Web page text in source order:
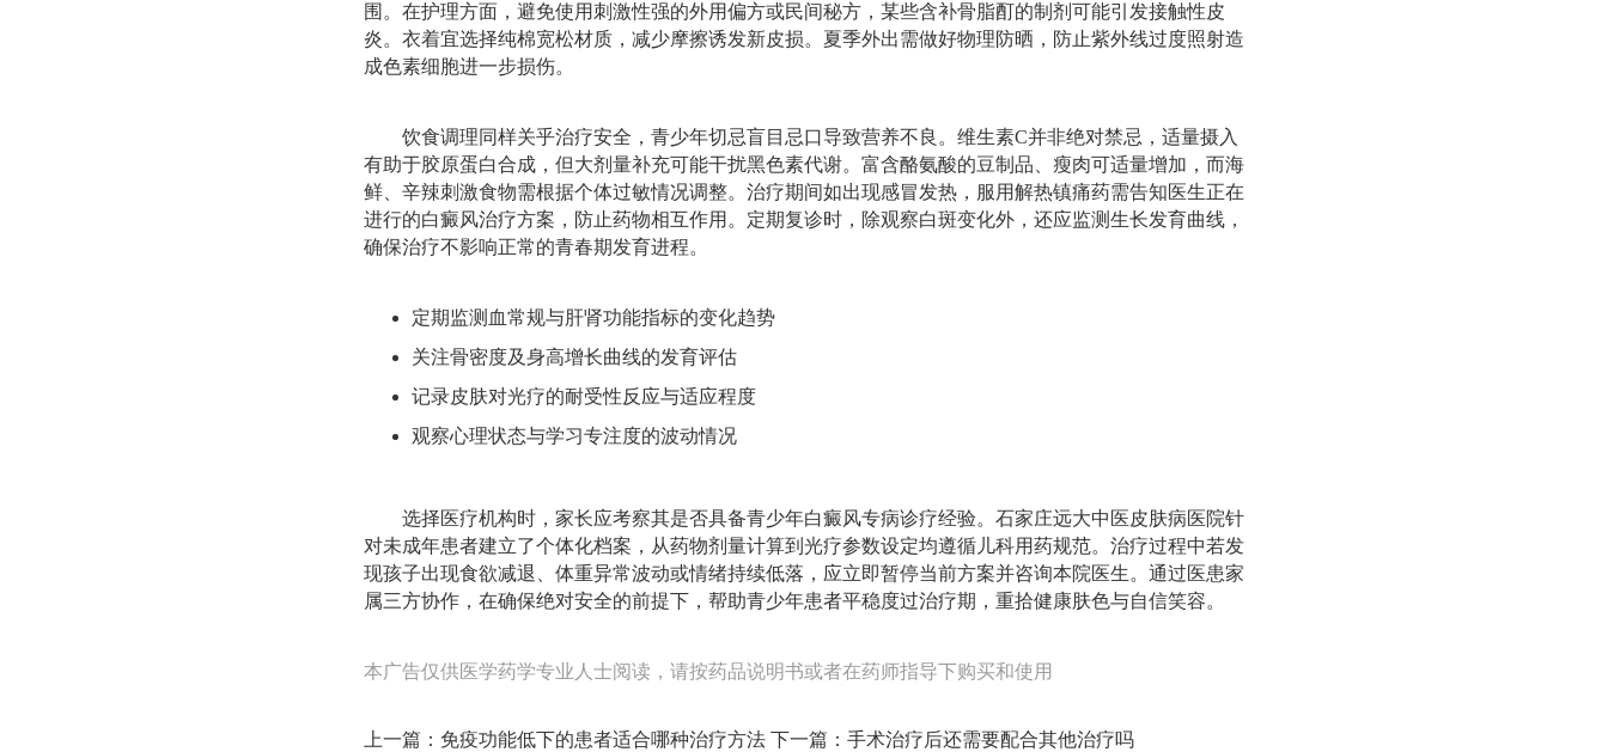
围。在护理方面，避免使用刺激性强的外用偏方或民间秘方，某些含补骨脂酊的制剂可能引发接触性皮
炎。衣着宜选择纯棉宽松材质，减少摩擦诱发新皮损。夏季外出需做好物理防晒，防止紫外线过度照射造
成色素细胞进一步损伤。
饮食调理同样关乎治疗安全，青少年切忌盲目忌口导致营养不良。维生素C并非绝对禁忌，适量摄入
有助于胶原蛋白合成，但大剂量补充可能干扰黑色素代谢。富含酪氨酸的豆制品、瘦肉可适量增加，而海
鲜、辛辣刺激食物需根据个体过敏情况调整。治疗期间如出现感冒发热，服用解热镇痛药需告知医生正在
进行的白癜风治疗方案，防止药物相互作用。定期复诊时，除观察白斑变化外，还应监测生长发育曲线，
确保治疗不影响正常的青春期发育进程。
定期监测血常规与肝肾功能指标的变化趋势
关注骨密度及身高增长曲线的发育评估
记录皮肤对光疗的耐受性反应与适应程度
观察心理状态与学习专注度的波动情况
选择医疗机构时，家长应考察其是否具备青少年白癜风专病诊疗经验。石家庄远大中医皮肤病医院针
对未成年患者建立了个体化档案，从药物剂量计算到光疗参数设定均遵循儿科用药规范。治疗过程中若发
现孩子出现食欲减退、体重异常波动或情绪持续低落，应立即暂停当前方案并咨询本院医生。通过医患家
属三方协作，在确保绝对安全的前提下，帮助青少年患者平稳度过治疗期，重拾健康肤色与自信笑容。
本广告仅供医学药学专业人士阅读，请按药品说明书或者在药师指导下购买和使用
上一篇： 免疫功能低下的患者适合哪种治疗方法 下一篇： 手术治疗后还需要配合其他治疗吗